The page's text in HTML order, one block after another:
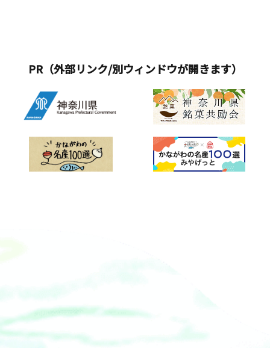
PR（外部リンク/別ウィンドウが開きます）